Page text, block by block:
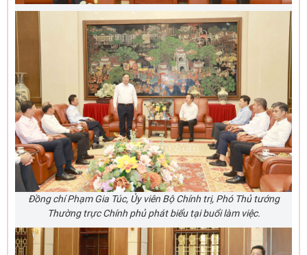
Đồng chí Phạm Gia Túc, Ủy viên Bộ Chính trị, Phó Thủ tướng
Thường trực Chính phủ phát biểu tại buổi làm việc.